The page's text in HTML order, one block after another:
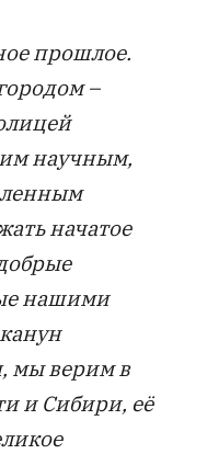
прошлое.
–
научным,
начатое
нашими
мы верим в
и Сибири, её